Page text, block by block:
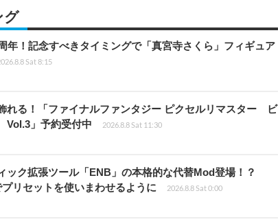
グ
年！記念すべきタイミングで「真宮寺さくら」フィギュア
Sat 8:15
れる！「ファイナルファンタジー ピクセルリマスター ビ
」予約受付中
2026.8.8 Sat 11:30
ック拡張ツール「ENB」の本格的な代替Mod登場！？
リセットを使いまわせるように
2026.8.8 Sat 0:00